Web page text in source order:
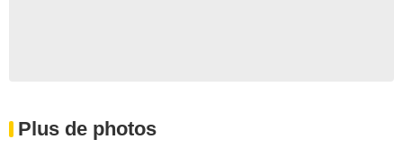
Plus de photos